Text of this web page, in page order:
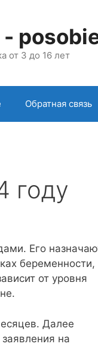
от 3 до 16 лет
Обратная связь
году
Его
беременности,
от уровня
Далее
на